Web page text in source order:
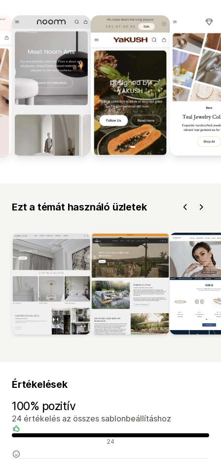
Ezt a témát használó üzletek
Értékelések
100% pozitív
24 értékelés az összes sablonbeállításhoz
Pozitív értékelések 24